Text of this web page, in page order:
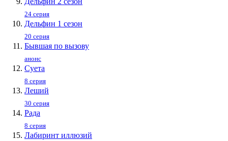
24 серия
Дельфин 1 сезон
20 серия
Бывшая по вызову
анонс
Суета
8 серия
Леший
30 серия
Рада
8 серия
Лабиринт иллюзий